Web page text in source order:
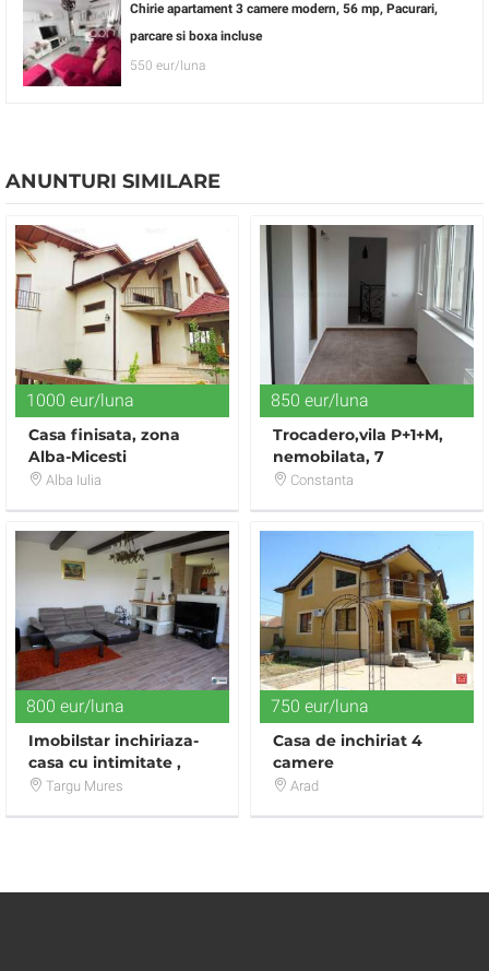
Chirie apartament 3 camere modern, 56 mp, Pacurari,
parcare si boxa incluse
550 eur/luna
ANUNTURI SIMILARE
1000 eur/luna
Casa finisata, zona
Alba-Micesti
Alba Iulia
850 eur/luna
Trocadero,vila P+1+M,
nemobilata, 7
camere,ideala birouri
Constanta
800 eur/luna
Imobilstar inchiriaza-
casa cu intimitate ,
aproape de oras
Targu Mures
750 eur/luna
Casa de inchiriat 4
camere
Arad